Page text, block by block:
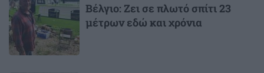
Βέλγιο: Ζει σε πλωτό σπίτι 23
μέτρων εδώ και χρόνια